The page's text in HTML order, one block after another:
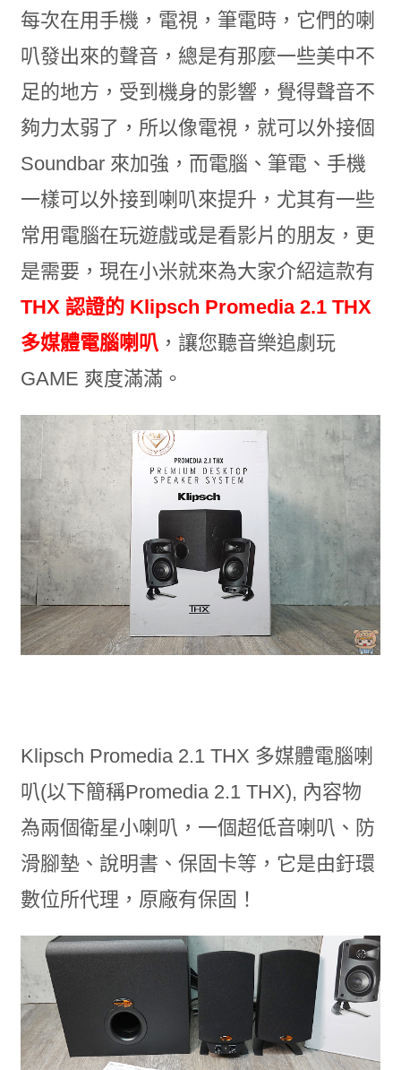
每次在用手機，電視，筆電時，它們的喇
叭發出來的聲音，總是有那麼一些美中不
足的地方，受到機身的影響，覺得聲音不
夠力太弱了，所以像電視，就可以外接個
Soundbar 來加強，而電腦、筆電、手機
一樣可以外接到喇叭來提升，尤其有一些
常用電腦在玩遊戲或是看影片的朋友，更
是需要，現在小米就來為大家介紹這款有
THX 認證的 Klipsch Promedia 2.1 THX
多媒體電腦喇叭 ，讓您聽音樂追劇玩
GAME 爽度滿滿。
Klipsch Promedia 2.1 THX 多媒體電腦喇
叭(以下簡稱Promedia 2.1 THX), 內容物
為兩個衛星小喇叭，一個超低音喇叭、防
滑腳墊、說明書、保固卡等，它是由釪環
數位所代理，原廠有保固！